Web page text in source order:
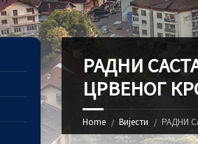
РАДНИ
ЦРВЕНОГ
Home Вијести РАДНИ